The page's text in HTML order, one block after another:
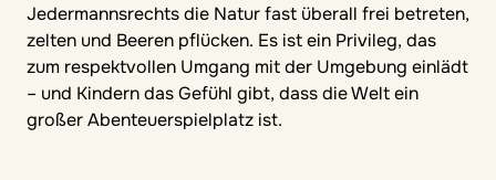
Jedermannsrechts die Natur fast überall frei betreten,
zelten und Beeren pflücken. Es ist ein Privileg, das
zum respektvollen Umgang mit der Umgebung einlädt
– und Kindern das Gefühl gibt, dass die Welt ein
großer Abenteuerspielplatz ist.